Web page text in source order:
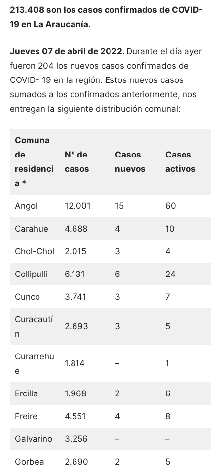
213.408 son los casos confirmados de COVID-
19 en La Araucanía.
Jueves 07 de abril de 2022. Durante el día ayer
fueron 204 los nuevos casos confirmados de
COVID- 19 en la región. Estos nuevos casos
sumados a los confirmados anteriormente, nos
entregan la siguiente distribución comunal:
Comuna
de
residenci
a *
N° de
casos
Casos
nuevos
Casos
activos
Angol 12.001 15 60
Carahue 4.688 4 10
Chol-Chol 2.015 3 4
Collipulli 6.131 6 24
Cunco 3.741 3 7
Curacautí
n
2.693 3 5
Curarrehu
e
1.814 – 1
Ercilla 1.968 2 6
Freire 4.551 4 8
Galvarino 3.256 – –
Gorbea 2.690 2 5